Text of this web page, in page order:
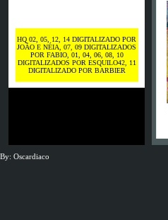
HQ 02, 05, 12, 14 DIGITALIZADO POR
JOÃO E NÉIA, 07, 09 DIGITALIZADOS
POR FABIO, 01, 04, 06, 08, 10
DIGITALIZADOS POR ESQUILO42, 11
DIGITALIZADO POR BARBIER
By: Oscardiaco